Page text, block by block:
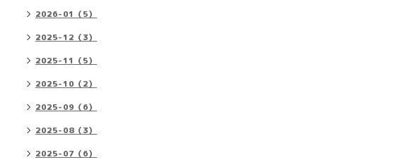
2026-01（5）
2025-12（3）
2025-11（5）
2025-10（2）
2025-09（6）
2025-08（3）
2025-07（6）